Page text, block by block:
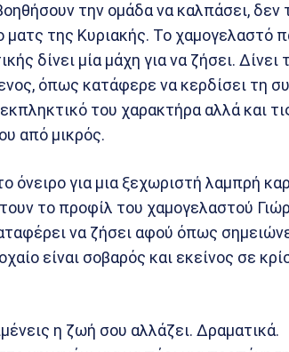
την ομάδα να καλπάσει, δεν
ματς της Κυριακής. Το χαμογελαστό
δίνει μία μάχη για να ζήσει. Δίνει
όπως κατάφερε να κερδίσει τη
του χαρακτήρα αλλά και
από μικρός.
όνειρο για μια ξεχωριστή λαμπρή
το προφίλ του χαμογελαστού
να ζήσει αφού όπως
είναι σοβαρός και εκείνος σε
η ζωή σου αλλάζει. Δραματικά.